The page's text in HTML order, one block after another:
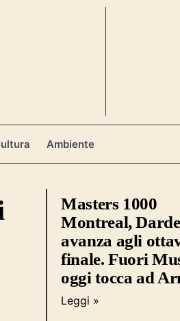
Ambiente
Masters 1000
Montreal,
avanza agli
finale. Fuori
oggi tocca ad
Leggi »